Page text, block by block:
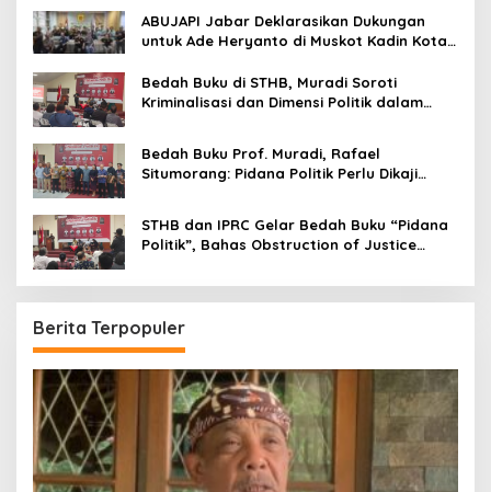
ABUJAPI Jabar Deklarasikan Dukungan
untuk Ade Heryanto di Muskot Kadin Kota
Bedah Buku di STHB, Muradi Soroti
Kriminalisasi dan Dimensi Politik dalam
Bedah Buku Prof. Muradi, Rafael
Situmorang: Pidana Politik Perlu Dikaji
STHB dan IPRC Gelar Bedah Buku “Pidana
Politik”, Bahas Obstruction of Justice
Berita Terpopuler